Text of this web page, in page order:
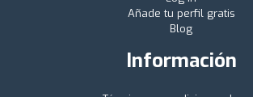
Añade tu perfil gratis
Blog
Información